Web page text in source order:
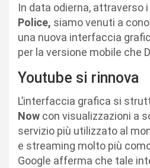
In data odierna, attraverso
Police, siamo venuti a
una nuova interfaccia
per la versione mobile che
Youtube si rinnova
L’interfaccia grafica si
Now con visualizzazioni a
servizio più utilizzato al
e streaming molto più
Google afferma che tale